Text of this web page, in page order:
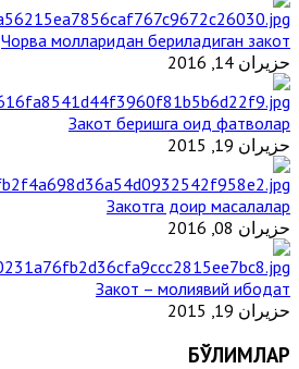
Чорва молларидан бериладиган закот
حزيران 14, 2016
Закот беришга оид фатволар
حزيران 19, 2015
Закотга доир масалалар
حزيران 08, 2016
Закот – молиявий ибодат
حزيران 19, 2015
БЎЛИМЛАР